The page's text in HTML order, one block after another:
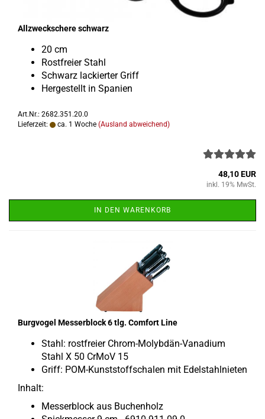
All­zweck­sche­re schwarz
20 cm
Rost­frei­er Stahl
Schwarz la­ckier­ter Griff
Her­ge­stellt in Spa­ni­en
Art.Nr.: 2682.351.20.0
Lieferzeit:
ca. 1 Woche (Ausland abweichend)
48,10 EUR
inkl. 19% MwSt.
IN DEN WARENKORB
Burg­vo­gel Mes­ser­block 6 tlg. Com­fort Line
Stahl: rost­frei­er Chrom-​Molybdän-Vanadium
Stahl X 50 CrMoV 15
Griff: POM-​Kunststoffschalen mit Edel­stahl­nie­ten
In­halt:
Mes­ser­block aus Bu­chen­holz